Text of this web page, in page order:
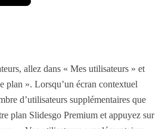
allez dans « Mes utilisateurs » et
plan ». Lorsqu’un écran contextuel
d’utilisateurs supplémentaires que
plan Slidesgo Premium et appuyez sur